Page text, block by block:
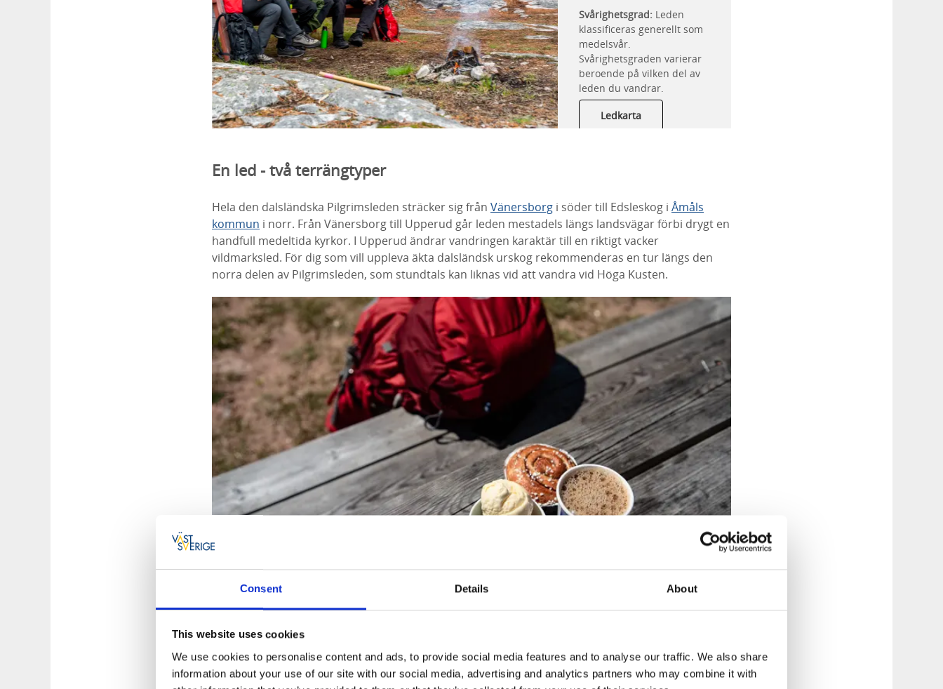
Consent Details About
This website uses cookies
We use cookies to personalise content and ads, to provide social media features and to analyse our traffic. We also share
information about your use of our site with our social media, advertising and analytics partners who may combine it with
Svårighetsgrad: Leden
klassificeras generellt som
medelsvår.
Svårighetsgraden varierar
beroende på vilken del av
leden du vandrar.
Ledkarta
En led - två terrängtyper
Hela den dalsländska Pilgrimsleden sträcker sig från Vänersborg i söder till Edsleskog i Åmåls
kommun i norr. Från Vänersborg till Upperud går leden mestadels längs landsvägar förbi drygt en
handfull medeltida kyrkor. I Upperud ändrar vandringen karaktär till en riktigt vacker
vildmarksled. För dig som vill uppleva äkta dalsländsk urskog rekommenderas en tur längs den
norra delen av Pilgrimsleden, som stundtals kan liknas vid att vandra vid Höga Kusten.
Delsträcka: Vänersborg - Sikhalls camping
19 km